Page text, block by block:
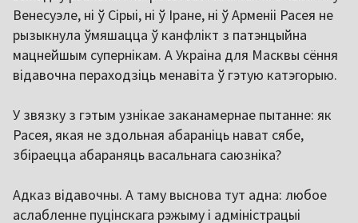
Венесуэле, ні ў Сірыі, ні ў Іране, ні ў Арменіі Расея не
рызыкнула ўмяшацца ў канфлікт з патэнцыйна
мацнейшым супернікам. А Украіна для Масквы сёння
відавочна пераходзіць менавіта ў гэтую катэгорыю.
У звязку з гэтым узнікае заканамернае пытанне: як
Расея, якая не здольная абараніць нават сябе,
збіраецца абараняць васальнага саюзніка?
Адказ відавочны. А таму выснова тут адна: любое
аслабленне пуцінскага рэжыму і адміністрацыі